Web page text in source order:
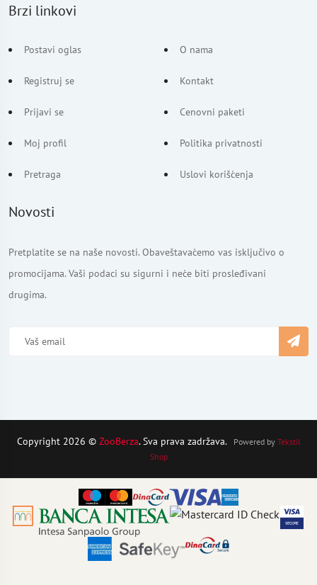
Brzi linkovi
Postavi oglas
Registruj se
Prijavi se
Moj profil
Pretraga
O nama
Kontakt
Cenovni paketi
Politika privatnosti
Uslovi korišćenja
Novosti
Pretplatite se na naše novosti. Obaveštavaćemo vas isključivo o
promocijama. Vaši podaci su sigurni i neće biti prosleđivani
drugima.
Copyright 2026 © ZooBerza. Sva prava zadržava. Powered by Tekstil
Shop